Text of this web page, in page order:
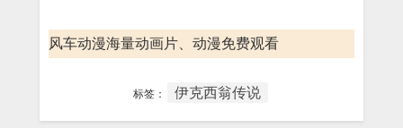
风车动漫海量动画片、动漫免费观看
标签： 伊克西翁传说